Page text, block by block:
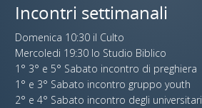
Incontri settimanali
Domenica 10:30 il Culto
Mercoledi 19:30 lo Studio Biblico
1° 3° e 5° Sabato incontro di preghiera
1° e 3° Sabato incontro gruppo youth
2° e 4° Sabato incontro degli universitari